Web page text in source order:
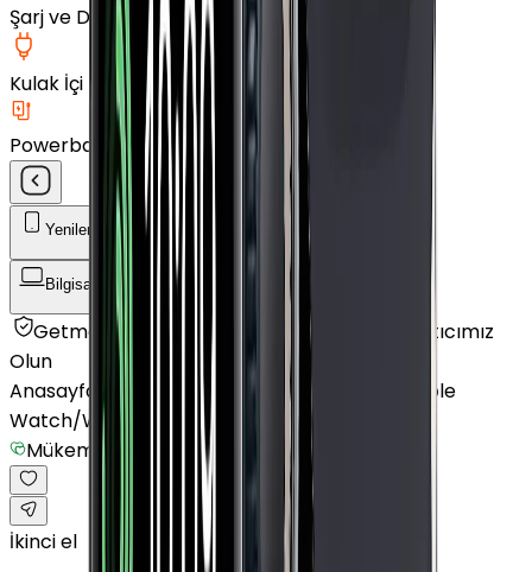
Şarj ve Data Kablosu
Kulak İçi Kulaklık
Powerbank
Yenilenmiş Telefon Akıllı Saat ve Bileklik
Bilgisayar / Tablet
Getmobil Güvencesi Mağazalarımız
Satıcımız
Olun
Anasayfa
Akıllı Saat ve Bileklik Akıllı Saat
Apple
Watch/Watch Series 7
Mükemmel
İkinci el